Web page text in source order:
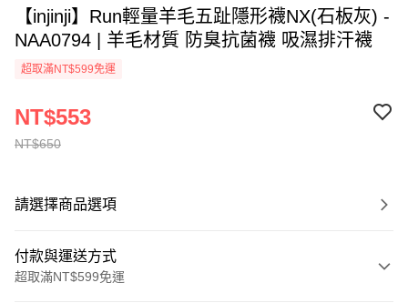
【injinji】Run輕量羊毛五趾隱形襪NX(石板灰) -
NAA0794 | 羊毛材質 防臭抗菌襪 吸濕排汗襪
超取滿NT$599免運
NT$650
NT$553
請選擇商品選項
付款與運送方式
超取滿NT$599免運